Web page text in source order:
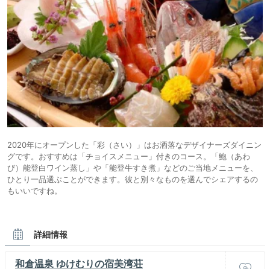
2020年にオープンした「彩（さい）」はお洒落なデザイナーズダイニン
グです。おすすめは「チョイスメニュー」付きのコース。「鮑（あわ
び）能登白ワイン蒸し」や「能登牛すき煮」などのご当地メニューを、
ひとり一品選ぶことができます。彼と別々なものを選んでシェアするの
もいいですね。
詳細情報
和倉温泉 ゆけむりの宿美湾荘